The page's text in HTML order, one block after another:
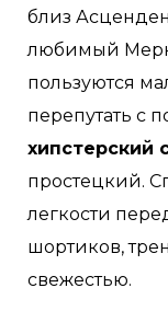
близ
любимый
пользуются
перепутать с
хипстерский
простецкий.
легкости
шортиков,
свежестью.